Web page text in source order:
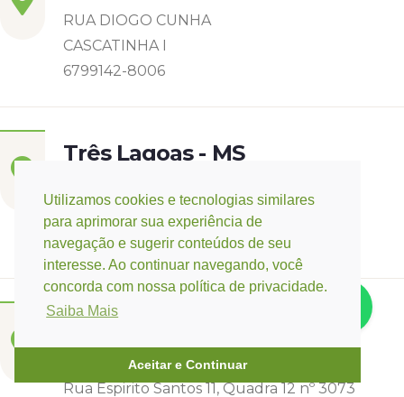
Utilizamos cookies e tecnologias similares
para aprimorar sua experiência de
navegação e sugerir conteúdos de seu
interesse. Ao continuar navegando, você
concorda com nossa política de privacidade.
Saiba Mais
Aceitar e Continuar
RUA DIOGO CUNHA
CASCATINHA I
6799142-8006
Três Lagoas - MS
Rua Eurídice Chagas Cruz, 2675
Centro
(67) 9 9249-5406
Campo Verde - MT
Rondonópolis - MT
Rua Espirito Santos 11, Quadra 12 nº 3073